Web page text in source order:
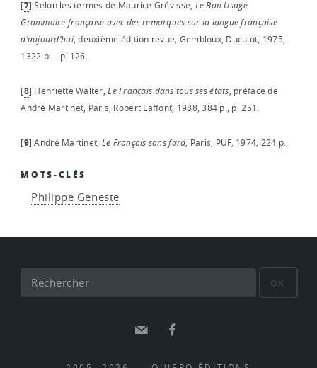
[7]Selon les termes de Maurice Grévisse, Le Bon Usage.
Grammaire française avec des remarques sur la langue française
d’aujourd’hui, deuxième édition revue, Gembloux, Duculot, 1975,
1322 p. – p. 126.
[8] Henriette Walter,LeFrançais dans toussesétats, préface de
André Martinet, Paris, Robert Laffont, 1988, 384 p., p. 251.
[9]André Martinet, Le Français sans fard, Paris, PUF, 1974, 224 p.
MOTS-CLÉS
Philippe Geneste
OK